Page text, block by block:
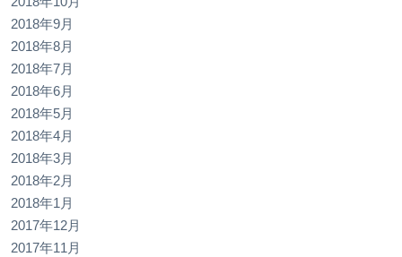
2018年9月
2018年8月
2018年7月
2018年6月
2018年5月
2018年4月
2018年3月
2018年2月
2018年1月
2017年12月
2017年11月